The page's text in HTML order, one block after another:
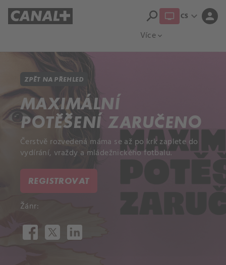
Více expand_more
search CS expand_more person
ZPĚT NA PŘEHLED
MAXIMÁLNÍ
POTĚŠENÍ ZARUČENO
Čerstvě rozvedená máma se až po krk zaplete do
vydírání, vraždy a mládežnického fotbalu.
REGISTROVAT
Žánr: